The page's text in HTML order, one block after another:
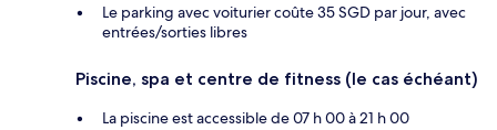
Le parking avec voiturier coûte 35 SGD par jour, avec
entrées/sorties libres
Piscine, spa et centre de fitness (le cas échéant)
La piscine est accessible de 07 h 00 à 21 h 00